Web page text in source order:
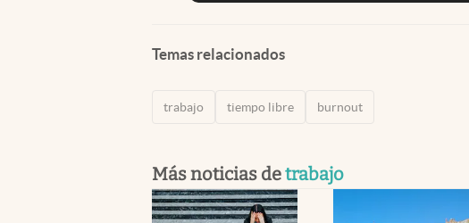
Temas relacionados
trabajo tiempo libre burnout
Más noticias detrabajo